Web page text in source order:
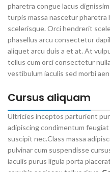
pharetra congue lacus
turpis massa nascetur pharetra
scelerisque. Orci hendrerit
phasellus arcu consectetur
aliquet arcu duis a et at. At
tellus cum orci consectetur
vestibulum iaculis sed morbi
Cursus aliquam
Ultricies inceptos parturient
adipiscing condimentum
suscipit nec.Class massa
pulvinar cum suspendisse
iaculis purus ligula porta